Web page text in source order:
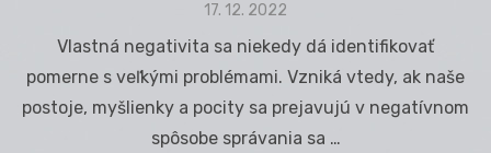
Posted
17. 12. 2022
Vlastná negativita sa niekedy dá identifikovať
pomerne s veľkými problémami. Vzniká vtedy, ak naše
postoje, myšlienky a pocity sa prejavujú v negatívnom
spôsobe správania sa …